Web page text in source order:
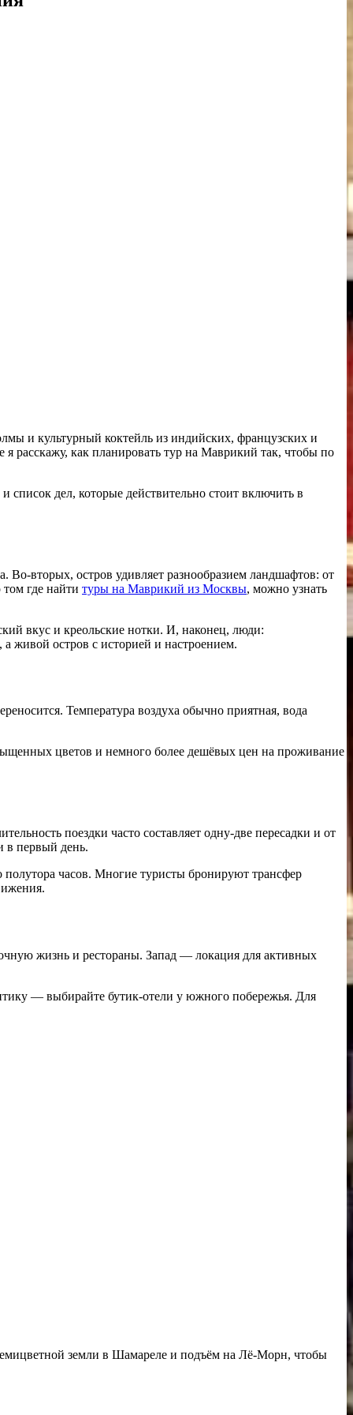
и культурный коктейль из индийских, французских и
расскажу, как планировать тур на Маврикий так, чтобы по
дел, которые действительно стоит включить в
вторых, остров удивляет разнообразием ландшафтов: от
где найти туры на Маврикий из Москвы, можно узнать
вкус и креольские нотки. И, наконец, люди:
живой остров с историей и настроением.
Температура воздуха обычно приятная, вода
цветов и немного более дешёвых цен на проживание
поездки часто составляет одну-две пересадки и от
в первый день.
часов. Многие туристы бронируют трансфер
жизнь и рестораны. Запад — локация для активных
— выбирайте бутик-отели у южного побережья. Для
земли в Шамареле и подъём на Лё-Морн, чтобы